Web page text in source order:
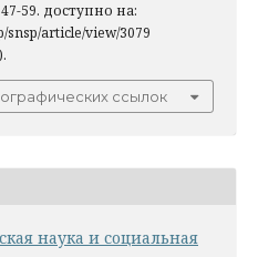
47-59. доступно на:
snsp/article/view/3079
ссылок
наука и социальная